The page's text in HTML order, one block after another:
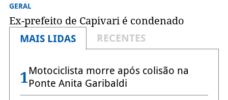
GERAL
Ex-prefeito de Capivari é condenado
MAIS LIDAS
RECENTES
1Motociclista morre após colisão na
Ponte Anita Garibaldi